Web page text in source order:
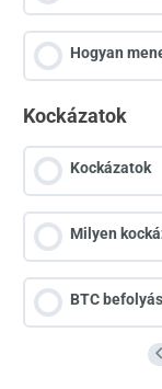
Hogyan
Kockázatok
Kockázatok
Milyen
BTC